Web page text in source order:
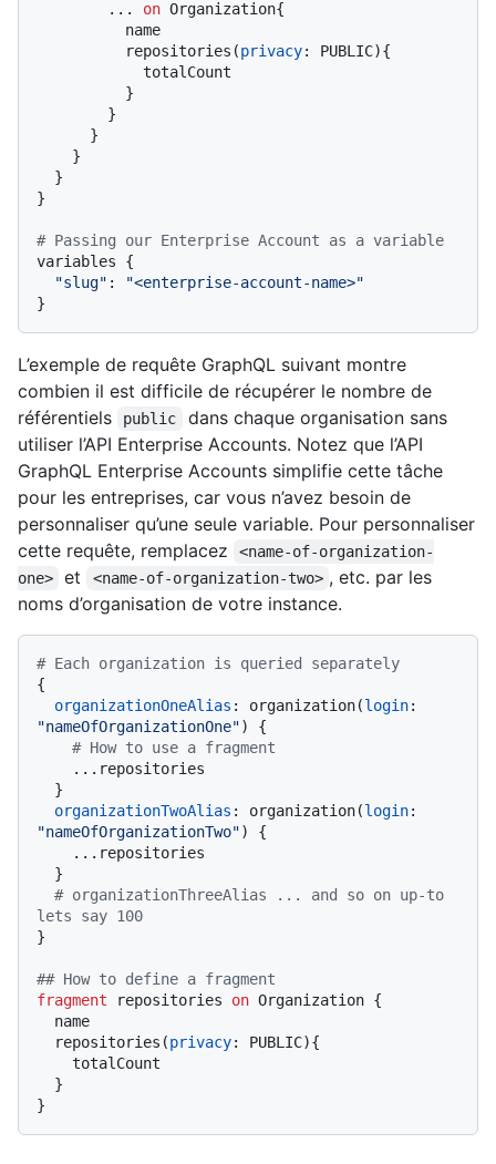
... on Organization{
          repositories
(privacy: PUBLIC){
}
}
}
}
}
}
# Passing our Enterprise Account as a variable
variables {
"slug" :
"<enterprise-account-name>"
}
L’exemple de requête GraphQL suivant montre
combien il est difficile de récupérer le nombre de
référentiels
public
dans chaque organisation sans
utiliser l’API Enterprise Accounts. Notez que l’API
GraphQL Enterprise Accounts simplifie cette tâche
pour les entreprises, car vous n’avez besoin de
personnaliser qu’une seule variable. Pour personnaliser
cette requête, remplacez
<name-of-organization-
one>
et <name-of-organization-two> , etc. par les
noms d’organisation de votre instance.
# Each organization is queried separately
{
organizationOneAlias : organization(login:
"nameOfOrganizationOne")
{
# How to use a fragment
... repositories
}
organizationTwoAlias : organization(login:
"nameOfOrganizationTwo")
{
... repositories
}
# organizationThreeAlias ... and so on up-to
lets say 100
}
## How to define a fragment
fragment repositories on Organization {
  repositories
(privacy: PUBLIC){
}
}